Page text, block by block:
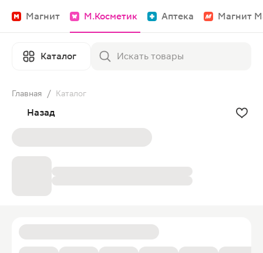
Магнит М.Косметик Аптека Магнит
Каталог
Главная / Каталог
Назад